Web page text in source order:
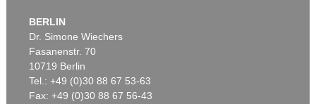
Auktion 431 - Lot 92
F. STUCK
Frühling, 1900
Ergebnis:€ 300.000
Ergebnis:
BERLIN
Dr. Simone Wiechers
Fasanenstr. 70
10719 Berlin
Tel.: +49 (0)30 88 67 53-63
Fax: +49 (0)30 88 67 56-43